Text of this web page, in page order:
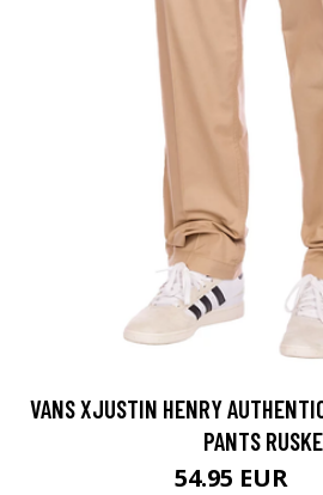
VANS XJUSTIN HENRY
PANTS
54.95 EUR